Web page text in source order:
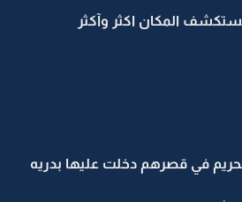
المكان اكثر وآكثر
في قصرهم دخلت عليها بدريه